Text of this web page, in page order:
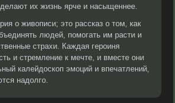
их жизнь ярче и насыщеннее.
о живописи; это рассказ о том, как
людей, помогать им расти и
страхи. Каждая героиня
и стремление к мечте, и вместе они
калейдоскоп эмоций и впечатлений,
надолго.